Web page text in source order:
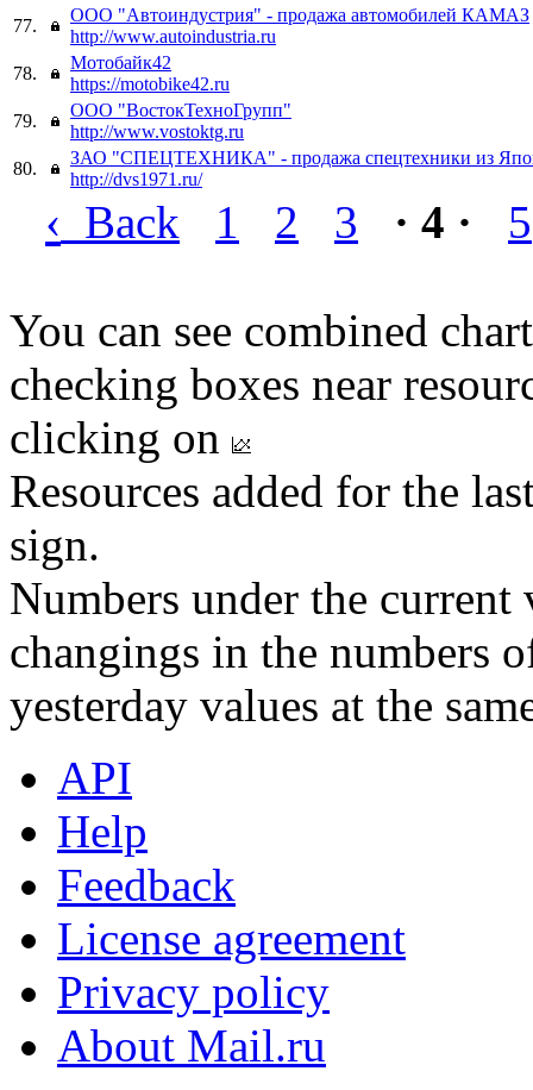
77.
ООО "Автоиндустрия" - продажа автомобилей КАМАЗ
http://www.autoindustria.ru
78.
Мотобайк42
https://motobike42.ru
79.
ООО "ВостокТехноГрупп"
http://www.vostoktg.ru
80.
ЗАО "СПЕЦТЕХНИКА" - продажа спецтехники из
http://dvs1971.ru/
‹ Back 1 2 3 · 4 · 5
You can see combined
checking boxes near
clicking on
Resources added for the
sign.
Numbers under the
changings in the numbers
yesterday values at the
API
Help
Feedback
License agreement
Privacy policy
About Mail.ru